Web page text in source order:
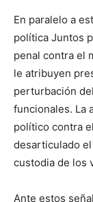
En paralelo a
política Juntos
penal contra el
le atribuyen
perturbación
funcionales. La
político contra
desarticulado
custodia de los
Ante estos